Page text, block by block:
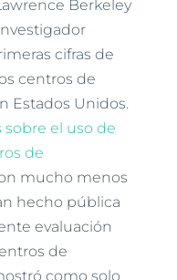
Berkeley
cifras de
centros de
Estados Unidos.
sobre el uso de
de
mucho menos
hecho pública
evaluación
de
como solo